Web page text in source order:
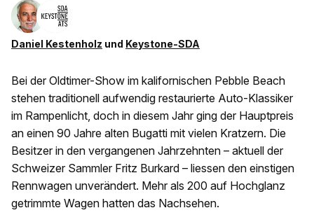
Daniel Kestenholz und Keystone-SDA
Bei der Oldtimer-Show im kalifornischen Pebble Beach
stehen traditionell aufwendig restaurierte Auto-Klassiker
im Rampenlicht, doch in diesem Jahr ging der Hauptpreis
an einen 90 Jahre alten Bugatti mit vielen Kratzern. Die
Besitzer in den vergangenen Jahrzehnten – aktuell der
Schweizer Sammler Fritz Burkard – liessen den einstigen
Rennwagen unverändert. Mehr als 200 auf Hochglanz
getrimmte Wagen hatten das Nachsehen.